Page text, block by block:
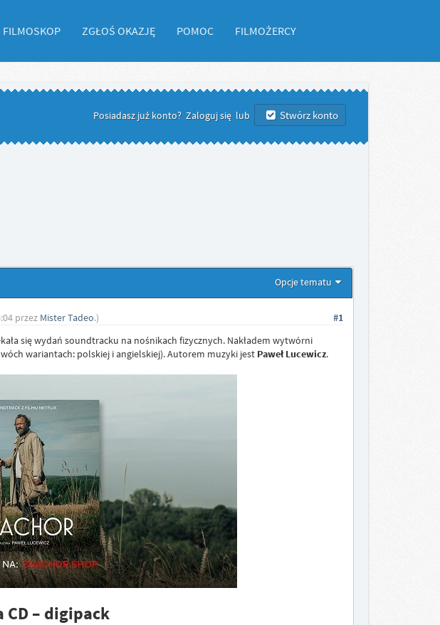
FILMOSKOP ZGŁOŚ OKAZJĘ POMOC FILMOŻERCY
Posiadasz już konto? Zaloguj się lub Stwórz konto
Opcje tematu
#1
przez Mister Tadeo.)
się wydań soundtracku na nośnikach fizycznych. Nakładem wytwórni
wariantach: polskiej i angielskiej). Autorem muzyki jest Paweł Lucewicz.
CD – digipack